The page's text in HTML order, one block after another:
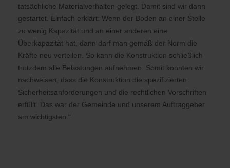
tatsächliche Materialverhalten gelegt. Damit sind wir dann
gestartet. Einfach erklärt: Wenn der Boden an einer Stelle
zu wenig Kapazität und an einer anderen eine
Überkapazität hat, dann darf man gemäß der Norm die
Kräfte neu verteilen. So kann die Konstruktion schließlich
trotzdem alle Belastungen aufnehmen. Somit konnten wir
nachweisen, dass die Konstruktion die spezifizierten
Sicherheitsanforderungen und die rechtlichen Vorschriften
erfüllt. Das war der Gemeinde und unserem Auftraggeber
am wichtigsten.“